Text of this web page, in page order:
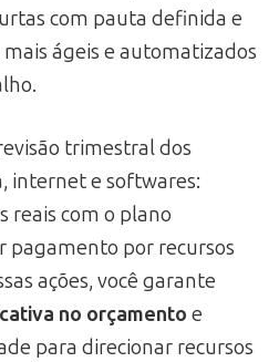
com pauta definida e
ágeis e automatizados
trimestral dos
internet e softwares:
reais com o plano
pagamento por recursos
ações, você garante
no orçamento e
para direcionar recursos